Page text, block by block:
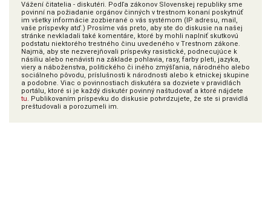
Vážení čitatelia - diskutéri. Podľa zákonov Slovenskej republiky sme
povinní na požiadanie orgánov činných v trestnom konaní poskytnúť
im všetky informácie zozbierané o vás systémom (IP adresu, mail,
vaše príspevky atď.) Prosíme vás preto, aby ste do diskusie na našej
stránke nevkladali také komentáre, ktoré by mohli naplniť skutkovú
podstatu niektorého trestného činu uvedeného v Trestnom zákone.
Najmä, aby ste nezverejňovali príspevky rasistické, podnecujúce k
násiliu alebo nenávisti na základe pohlavia, rasy, farby pleti, jazyka,
viery a náboženstva, politického či iného zmýšľania, národného alebo
sociálneho pôvodu, príslušnosti k národnosti alebo k etnickej skupine
a podobne. Viac o povinnostiach diskutéra sa dozviete v pravidlách
portálu, ktoré si je každý diskutér povinný naštudovať a ktoré nájdete
tu. Publikovaním príspevku do diskusie potvrdzujete, že ste si pravidlá
preštudovali a porozumeli im.